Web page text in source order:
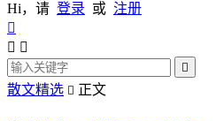
Hi，请 登录 或 注册

 

散文精选  正文